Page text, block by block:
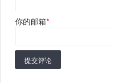
你的邮箱*
提交评论